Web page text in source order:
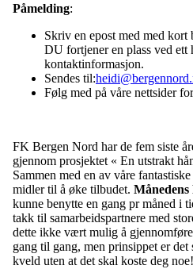
Påmelding:
Skriv en epost med med
DU fortjener en plass ved ett
kontaktinformasjon.
Sendes til:
Følg med på våre nettsider
FK Bergen Nord har de fem siste
gjennom prosjektet « En utstrakt
Sammen med en av våre
midler til å øke tilbudet. Månedens
kunne benytte en gang pr måned i
takk til samarbeidspartnere med
dette ikke vært mulig å
gang til gang, men prinsippet er det
kveld uten at det skal koste deg noe!